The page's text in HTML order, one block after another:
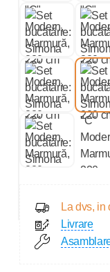
La dvs,
Livrare